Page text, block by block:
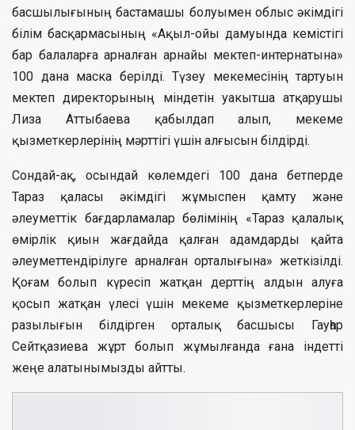
басшылығының бастамашы болуымен облыс әкімдігі
білім басқармасының «Ақыл-ойы дамуында кемістігі
бар балаларға арналған арнайы мектеп-интернатына»
100 дана маска берілді. Түзеу мекемесінің тартуын
мектеп директорының міндетін уакытша атқарушы
Лиза Аттыбаева қабылдап алып, мекеме
қызметкерлерінің мәрттігі үшін алғысын білдірді.
Сондай-ақ, осындай көлемдегі 100 дана бетперде
Тараз қаласы әкімдігі жұмыспен қамту және
әлеуметтік бағдарламалар бөлімінің «Тараз қалалық
өмірлік қиын жағдайда қалған адамдарды қайта
әлеуметтендірілуге арналған орталығына» жеткізілді.
Қоғам болып күресіп жатқан дерттің алдын алуға
қосып жатқан үлесі үшін мекеме қызметкерлеріне
разылығын білдірген орталық басшысы Гауһар
Сейтқазиева жұрт болып жұмылғанда ғана індетті
жеңе алатынымызды айтты.